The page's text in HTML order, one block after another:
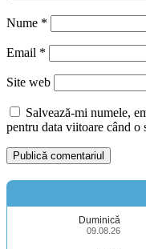
Nume *
Email *
Site web
Salvează-mi numele,
pentru data viitoare când o
Duminică
09.08.26